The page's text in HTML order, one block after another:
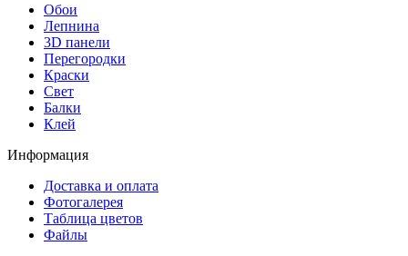
Обои
Лепнина
3D панели
Перегородки
Краски
Свет
Балки
Клей
Информация
Доставка и оплата
Фотогалерея
Таблица цветов
Файлы